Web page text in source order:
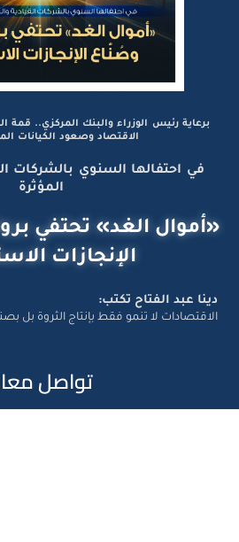
برعاية رئيس الوزراء والبنك المركزي.. قمة
الاقتصاد وصعود الكيانات
في احتفالها السنوي بالشركات
المؤثرة
«أموال الغد» تحتفي
الإنجازات
دينا عبد الفتاح تكتب:
الاقتصادات لا تنمو فقط بإنتاج الثروة بل
تواصل